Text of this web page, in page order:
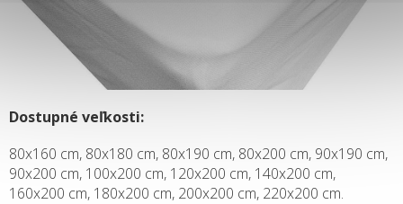
Dostupné veľkosti:
80x160 cm, 80x180 cm, 80x190 cm, 80x200 cm, 90x190 cm,
90x200 cm, 100x200 cm, 120x200 cm, 140x200 cm,
160x200 cm, 180x200 cm, 200x200 cm, 220x200 cm.